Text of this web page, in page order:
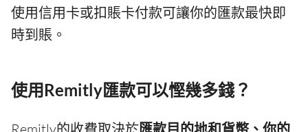
使用信用卡或扣賬卡付款可讓你的匯款最快即
時到賬。
使用Remitly匯款可以慳幾多錢？
匯款目的地和貨幣、你的